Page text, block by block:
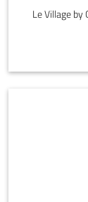
Le Village by